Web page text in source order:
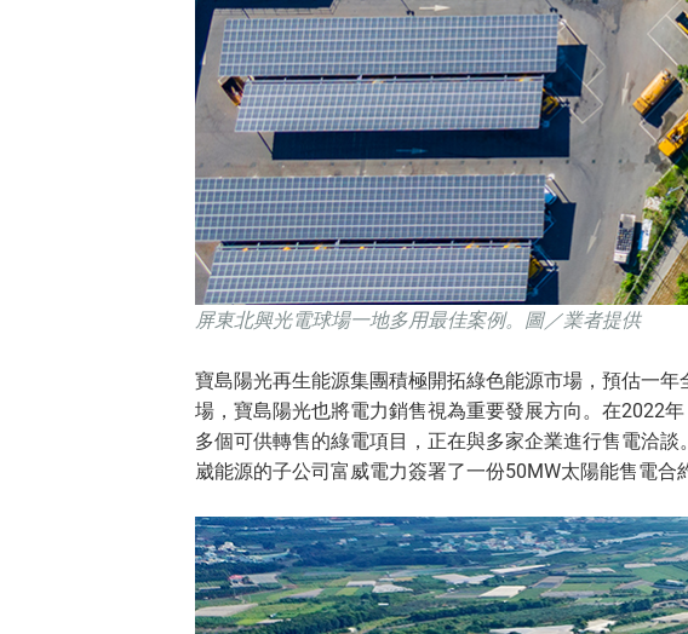
屏東北興光電球場一地多用最佳案例。圖／業者提供
寶島陽光再生能源集團積極開拓綠色能源市場，預估一
場，寶島陽光也將電力銷售視為重要發展方向。在2022
多個可供轉售的綠電項目，正在與多家企業進行售電洽
崴能源的子公司富威電力簽署了一份50MW太陽能售電